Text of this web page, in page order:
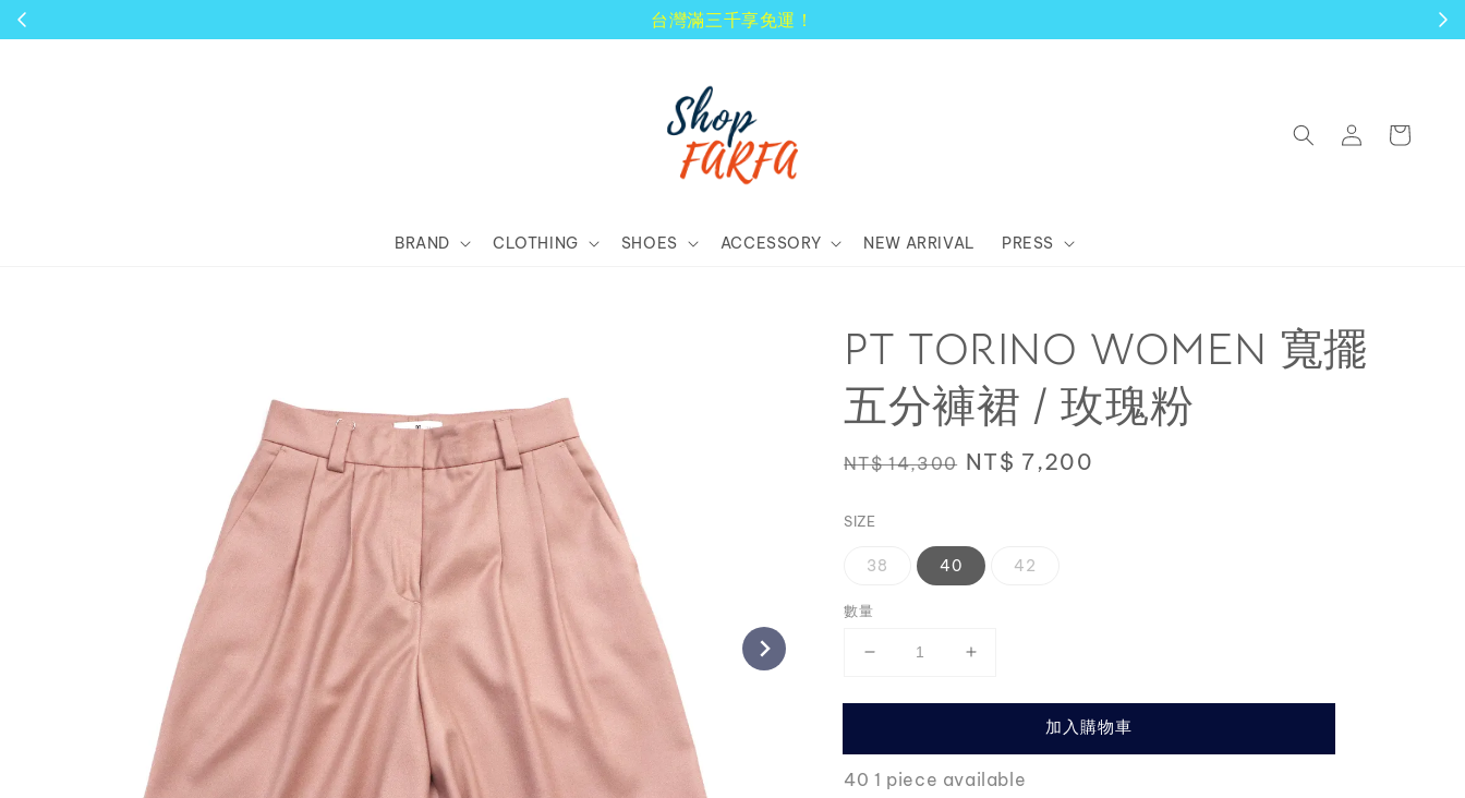
顧客享有商品到貨七天鑑賞期！
BRAND CLOTHING SHOES ACCESSORY NEW ARRIVAL PRESS
PT TORINO WOMEN 寬擺
五分褲裙 / 玫瑰粉
Regular
NT$ 14,300 Sale
NT$ 7,200
SIZE
38 40 42
數量
加入購物車
40 1 piece available